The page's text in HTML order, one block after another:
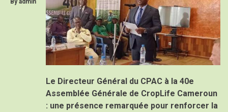
Le Directeur Général du CPAC à la 40e
Assemblée Générale de CropLife Cameroun
: une présence remarquée pour renforcer la